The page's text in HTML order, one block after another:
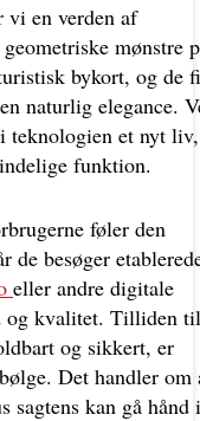
en verden af
mønstre
bykort, og de
naturlig elegance.
teknologien et nyt liv,
funktion.
føler den
de besøger
eller andre digitale
og kvalitet. Tilliden
og sikkert, er
Det handler om
sagtens kan gå hånd i